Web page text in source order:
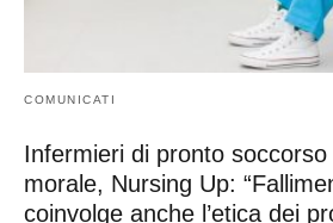
COMUNICATI
Infermieri di pronto
morale, Nursing Up:
coinvolge anche l’etica dei